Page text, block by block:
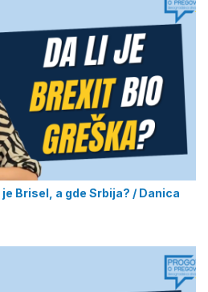
je Brisel, a gde Srbija? / Danica